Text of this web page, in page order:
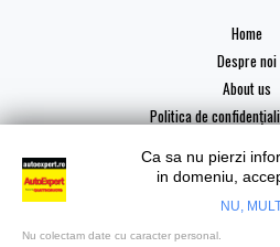
Home
Despre noi
About us
Politica de
Copyright © 2026
Ca sa nu pierzi
in domeniu,
NU,
Nu colectam date cu caracter personal.